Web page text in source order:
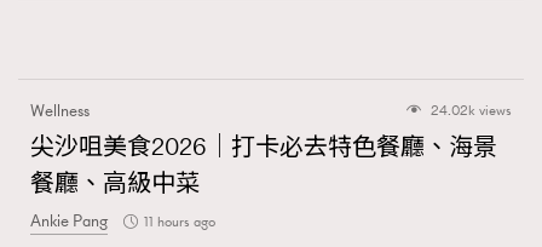
Wellness 24.02k views
尖沙咀美食2026｜打卡必去特色餐廳、海景
餐廳、高級中菜
Ankie Pang 11 hours ago